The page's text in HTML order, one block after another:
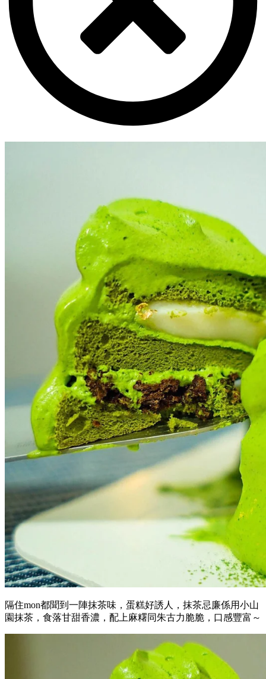
隔住mon都聞到一陣抹茶味，蛋糕好誘人，抹茶忌廉係用小山
園抹茶，食落甘甜香濃，配上麻糬同朱古力脆脆，口感豐富～